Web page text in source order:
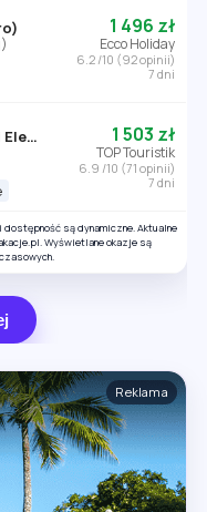
1 496 zł
Ecco Holiday
6.2 /10 (92 opinii)
7 dni
Gloria (St. Konstantin i Elena)
1 503 zł
TOP Touristik
6.9 /10 (71 opinii)
7 dni
są dynamiczne. Aktualne
Wyświetlane okazje są
Reklama